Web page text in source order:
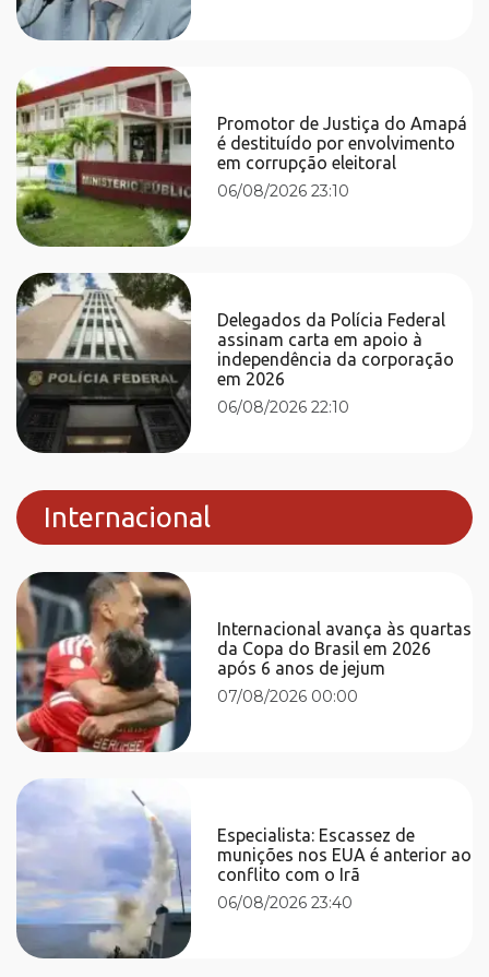
Promotor de Justiça do Amapá
é destituído por envolvimento
em corrupção eleitoral
06/08/2026 23:10
Delegados da Polícia Federal
assinam carta em apoio à
independência da corporação
em 2026
06/08/2026 22:10
Internacional
Internacional avança às quartas
da Copa do Brasil em 2026
após 6 anos de jejum
07/08/2026 00:00
Especialista: Escassez de
munições nos EUA é anterior ao
conflito com o Irã
06/08/2026 23:40